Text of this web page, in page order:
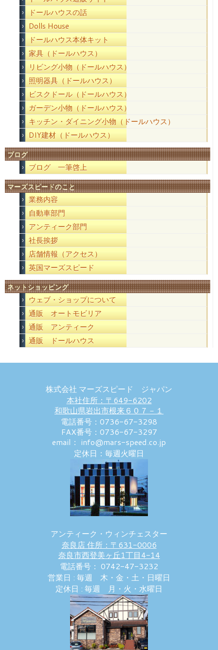
ドールハウスの話
Dolls House
ドールハウス本体キット
家具（ドールハウス）
リビング小物（ドールハウス）
照明器具（ドールハウス）
ビスクドール（ドールハウス）
ガーデン小物（ドールハウス）
キッチン・ダイニング小物（ドールハウス）
DIY建材（ドールハウス）
ブログ
ブログ 一筆啓上
マーズスピードのこと
業務内容
自動車部門
アンティーク部門
社長挨拶
店舗情報（アクセス）
英国マーズスピード
ネットショッピング
ウェブ・ショップについて
通販 オートモビリア
通販 アンティーク
通販 ドールハウス
株式会社 マーズスピード ジャパン
本社住所：〒649-6202
和歌山県岩出市根来６０７－１
電話番号：0736-67-3298
FAX番号：0736-67-3297
email： info@mars-speed.co.jp
定休日：毎週火曜日
アンティーク・ウィンチェスター
奈良店 住所：〒631-0006
奈良市西登美ヶ丘1丁目4-14
電話番号： 0742-47-3232
営業日 : 毎週 木・金・土・日曜日
定休日 : 毎週 月・火・水曜日